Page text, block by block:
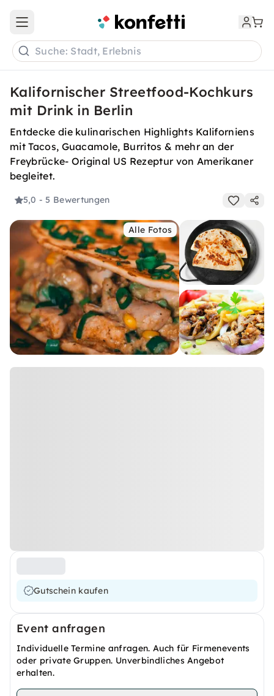
Open main menu
Suche: Stadt, Erlebnis
Kalifornischer Streetfood-Kochkurs
mit Drink in Berlin
Entdecke die kulinarischen Highlights Kaliforniens
mit Tacos, Guacamole, Burritos & mehr an der
Freybrücke- Original US Rezeptur von Amerikaner
begleitet.
5,0 - 5 Bewertungen
Alle Fotos
Gutschein kaufen
Event anfragen
Individuelle Termine anfragen. Auch für Firmenevents
oder private Gruppen. Unverbindliches Angebot
erhalten.